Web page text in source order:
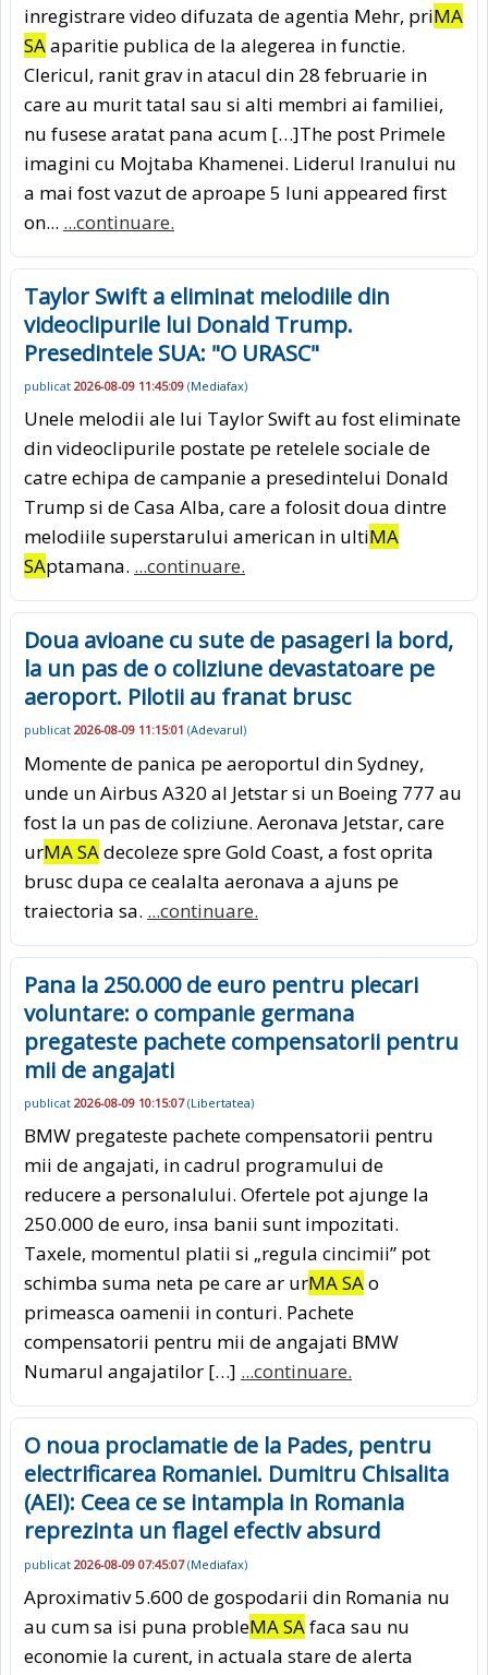
inregistrare video difuzata de agentia Mehr, priMA
SAaparitie publica de la alegerea in functie.
Clericul, ranit grav in atacul din 28 februarie in
care au murit tatal sau si alti membri ai familiei,
nu fusese aratat pana acum […]The post Primele
imagini cu Mojtaba Khamenei. Liderul Iranului nu
a mai fost vazut de aproape 5 luni appeared first
on... ...continuare.
Taylor Swift a eliminat melodiile din
videoclipurile lui Donald Trump.
Presedintele SUA: "O URASC"
publicat 2026-08-09 11:45:09 (Mediafax)
Unele melodii ale lui Taylor Swift au fost eliminate
din videoclipurile postate pe retelele sociale de
catre echipa de campanie a presedintelui Donald
Trump si de Casa Alba, care a folosit doua dintre
melodiile superstarului american in ultiMA
SAptamana. ...continuare.
Doua avioane cu sute de pasageri la bord,
la un pas de o coliziune devastatoare pe
aeroport. Pilotii au franat brusc
publicat 2026-08-09 11:15:01 (Adevarul)
Momente de panica pe aeroportul din Sydney,
unde un Airbus A320 al Jetstar si un Boeing 777 au
fost la un pas de coliziune. Aeronava Jetstar, care
urMA SAdecoleze spre Gold Coast, a fost oprita
brusc dupa ce cealalta aeronava a ajuns pe
traiectoria sa. ...continuare.
Pana la 250.000 de euro pentru plecari
voluntare: o companie germana
pregateste pachete compensatorii pentru
mii de angajati
publicat 2026-08-09 10:15:07(Libertatea)
BMW pregateste pachete compensatorii pentru
mii de angajati, in cadrul programului de
reducere a personalului. Ofertele pot ajunge la
250.000 de euro, insa banii sunt impozitati.
Taxele, momentul platii si „regula cincimii” pot
schimba suma neta pe care ar urMA SAo
primeasca oamenii in conturi. Pachete
compensatorii pentru mii de angajati BMW
Numarul angajatilor […] ...continuare.
O noua proclamatie de la Pades, pentru
electrificarea Romaniei. Dumitru Chisalita
(AEI): Ceea ce se intampla in Romania
reprezinta un flagel efectiv absurd
publicat 2026-08-09 07:45:07(Mediafax)
Aproximativ 5.600 de gospodarii din Romania nu
au cum sa isi puna probleMA SAfaca sau nu
economie la curent, in actuala stare de alerta